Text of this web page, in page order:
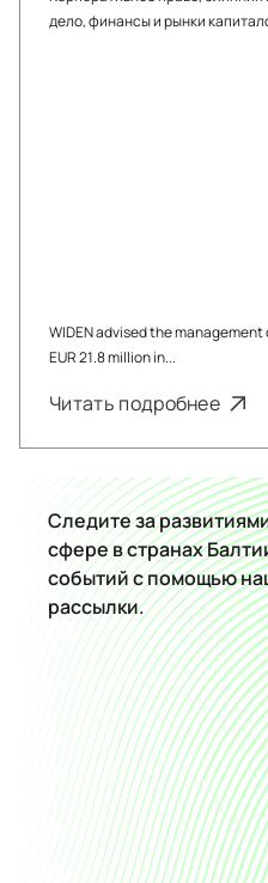
дело, финансы и рынки
WIDEN advised the
EUR 21.8 million in...
Читать подробнее
Следите за
сфере в странах
событий с помощью
рассылки.